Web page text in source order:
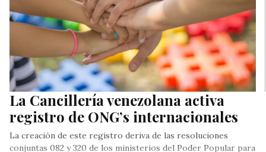
La Cancillería venezolana activa
registro de ONG’s internacionales
La creación de este registro deriva de las resoluciones
conjuntas 082 y 320 de los ministerios del Poder Popular para